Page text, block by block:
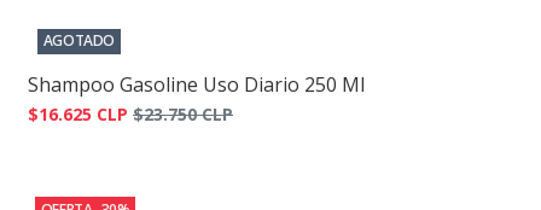
AGOTADO
Shampoo Gasoline Uso Diario 250 Ml
$16.625 CLP $23.750 CLP